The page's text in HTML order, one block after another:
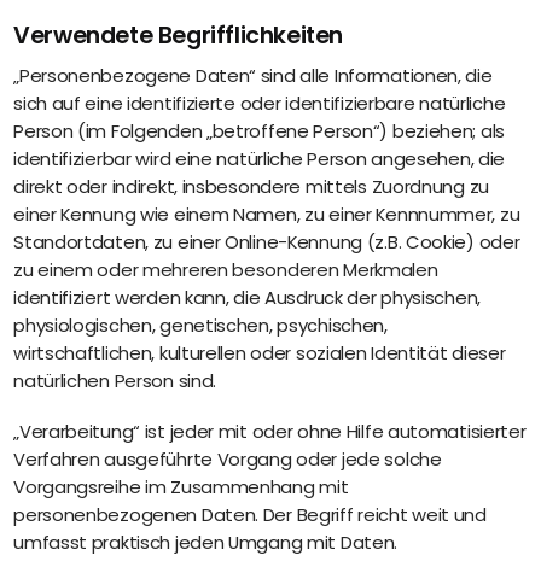
Digitales
Lernen
eAkte
und
Digitalisierung
Schnittstellen
Künstliche
Intelligenz
Über uns
Perbility
Stellen
Compliance
Kontakt
Deutsch
Verwendete Begrifflichkeiten
„Personenbezogene Daten“ sind alle Informationen, die
sich auf eine identifizierte oder identifizierbare natürliche
Person (im Folgenden „betroffene Person“) beziehen; als
identifizierbar wird eine natürliche Person angesehen, die
direkt oder indirekt, insbesondere mittels Zuordnung zu
einer Kennung wie einem Namen, zu einer Kennnummer, zu
Standortdaten, zu einer Online-Kennung (z.B. Cookie) oder
zu einem oder mehreren besonderen Merkmalen
identifiziert werden kann, die Ausdruck der physischen,
physiologischen, genetischen, psychischen,
wirtschaftlichen, kulturellen oder sozialen Identität dieser
natürlichen Person sind.
„Verarbeitung“ ist jeder mit oder ohne Hilfe automatisierter
Verfahren ausgeführte Vorgang oder jede solche
Vorgangsreihe im Zusammenhang mit
personenbezogenen Daten. Der Begriff reicht weit und
umfasst praktisch jeden Umgang mit Daten.